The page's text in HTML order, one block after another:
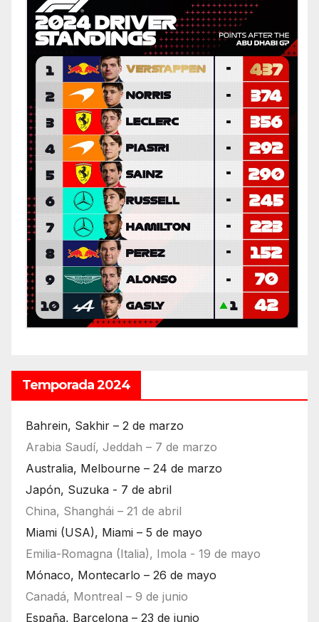
Temporada 2024
Bahrein, Sakhir – 2 de marzo
Arabia Saudí, Jeddah – 7 de marzo
Australia, Melbourne – 24 de marzo
Japón, Suzuka - 7 de abril
China, Shanghái – 21 de abril
Miami (USA), Miami – 5 de mayo
Emilia-Romagna (Italia), Imola - 19 de mayo
Mónaco, Montecarlo – 26 de mayo
Canadá, Montreal – 9 de junio
España, Barcelona – 23 de junio